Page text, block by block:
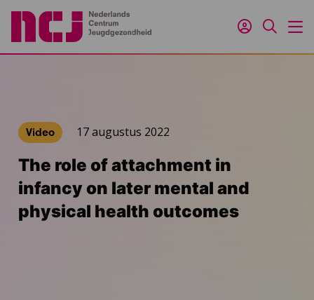
Inloggen
Zoeken
Video 17 augustus 2022
The role of attachment in
infancy on later mental and
physical health outcomes